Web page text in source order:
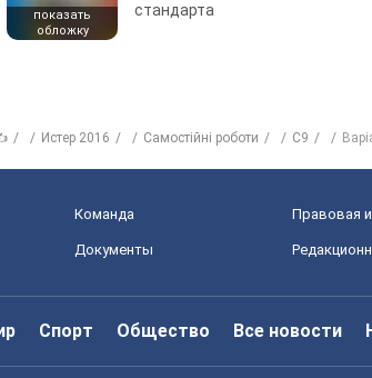
показать
обложку
стандарта
Истер 2016 Самостійні роботи С9
Команда Правовая
Документы
Спорт Общество Все новости